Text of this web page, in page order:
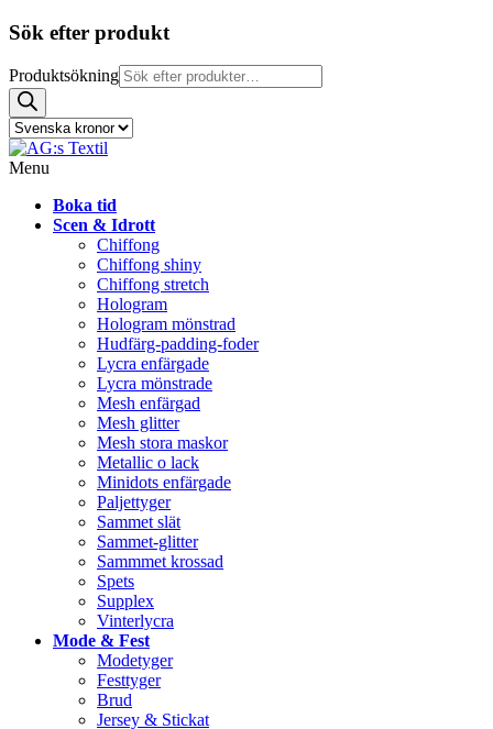
Sök efter produkt
Produktsökning
Menu
Boka tid
Scen & Idrott
Chiffong
Chiffong shiny
Chiffong stretch
Hologram
Hologram mönstrad
Hudfärg-padding-foder
Lycra enfärgade
Lycra mönstrade
Mesh enfärgad
Mesh glitter
Mesh stora maskor
Metallic o lack
Minidots enfärgade
Paljettyger
Sammet slät
Sammet-glitter
Sammmet krossad
Spets
Supplex
Vinterlycra
Mode & Fest
Modetyger
Festtyger
Brud
Jersey & Stickat